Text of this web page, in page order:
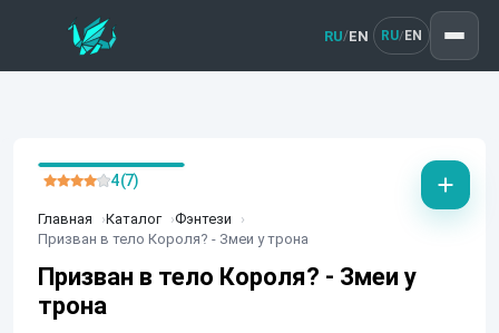
RU/EN RU/ EN
Главная Каталог
Фэнтези
Призван в тело Короля? - Змеи у трона
Призван в тело Короля? - Змеи у
трона
4 (7)